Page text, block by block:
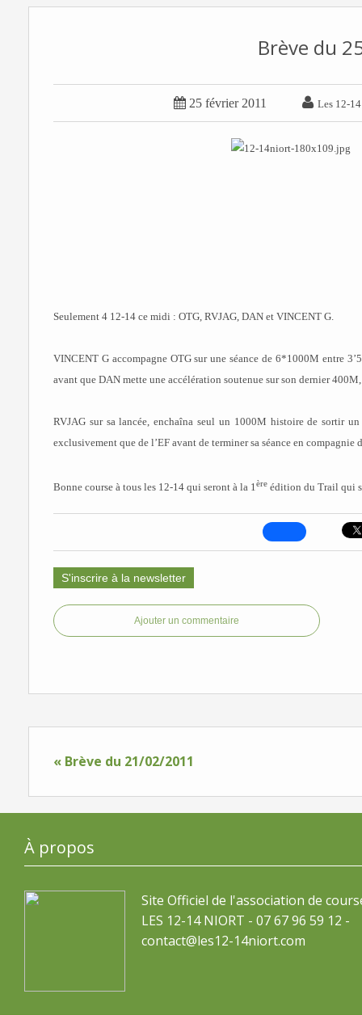
Brève du
 25 février 2011  Les 12-
Seulement 4 12-14 ce midi : OTG, RVJAG, DAN et VINCENT G.
VINCENT G accompagne OTG sur une séance de 6*1000M entre
avant que DAN mette une accélération soutenue sur son dernier
RVJAG sur sa lancée, enchaîna seul un 1000M histoire de sortir
exclusivement que de l’EF avant de terminer sa séance en
Bonne course à tous les 12-14 qui seront à la 1ère édition du Trail qui
S'inscrire à la newsletter
Ajouter un commentaire
« Brève du 21/02/2011
À propos
Site Officiel de l'association de
LES 12-14 NIORT - 07 67 96 59 12 -
contact@les12-14niort.com